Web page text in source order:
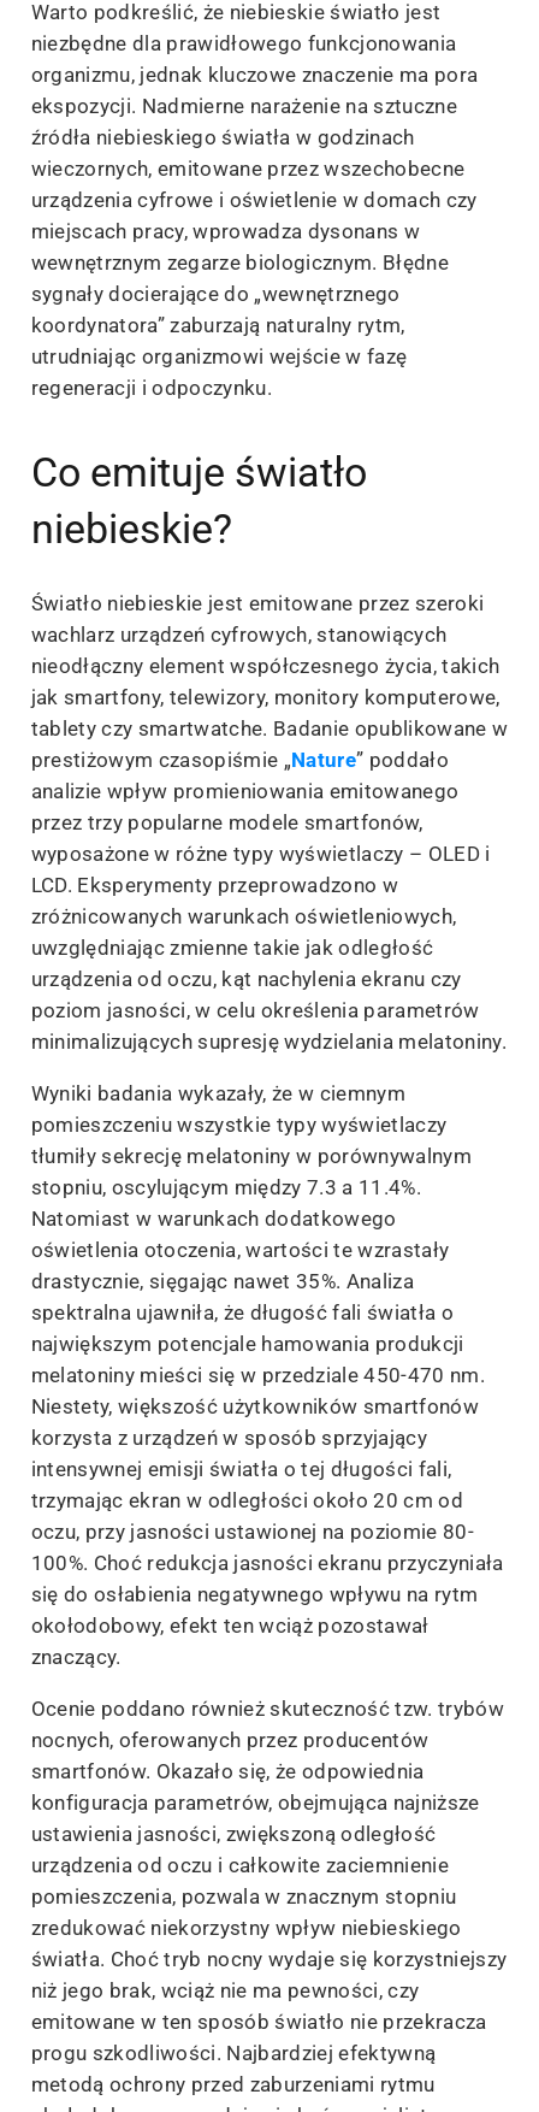
Warto podkreślić, że niebieskie światło jest
niezbędne dla prawidłowego funkcjonowania
organizmu, jednak kluczowe znaczenie ma pora
ekspozycji. Nadmierne narażenie na sztuczne
źródła niebieskiego światła w godzinach
wieczornych, emitowane przez wszechobecne
urządzenia cyfrowe i oświetlenie w domach czy
miejscach pracy, wprowadza dysonans w
wewnętrznym zegarze biologicznym. Błędne
sygnały docierające do „wewnętrznego
koordynatora” zaburzają naturalny rytm,
utrudniając organizmowi wejście w fazę
regeneracji i odpoczynku.
Co emituje światło
niebieskie?
Światło niebieskie jest emitowane przez szeroki
wachlarz urządzeń cyfrowych, stanowiących
nieodłączny element współczesnego życia, takich
jak smartfony, telewizory, monitory komputerowe,
tablety czy smartwatche. Badanie opublikowane w
prestiżowym czasopiśmie „Nature” poddało
analizie wpływ promieniowania emitowanego
przez trzy popularne modele smartfonów,
wyposażone w różne typy wyświetlaczy – OLED i
LCD. Eksperymenty przeprowadzono w
zróżnicowanych warunkach oświetleniowych,
uwzględniając zmienne takie jak odległość
urządzenia od oczu, kąt nachylenia ekranu czy
poziom jasności, w celu określenia parametrów
minimalizujących supresję wydzielania melatoniny.
Wyniki badania wykazały, że w ciemnym
pomieszczeniu wszystkie typy wyświetlaczy
tłumiły sekrecję melatoniny w porównywalnym
stopniu, oscylującym między 7.3 a 11.4%.
Natomiast w warunkach dodatkowego
oświetlenia otoczenia, wartości te wzrastały
drastycznie, sięgając nawet 35%. Analiza
spektralna ujawniła, że długość fali światła o
największym potencjale hamowania produkcji
melatoniny mieści się w przedziale 450-470 nm.
Niestety, większość użytkowników smartfonów
korzysta z urządzeń w sposób sprzyjający
intensywnej emisji światła o tej długości fali,
trzymając ekran w odległości około 20 cm od
oczu, przy jasności ustawionej na poziomie 80-
100%. Choć redukcja jasności ekranu przyczyniała
się do osłabienia negatywnego wpływu na rytm
okołodobowy, efekt ten wciąż pozostawał
znaczący.
Ocenie poddano również skuteczność tzw. trybów
nocnych, oferowanych przez producentów
smartfonów. Okazało się, że odpowiednia
konfiguracja parametrów, obejmująca najniższe
ustawienia jasności, zwiększoną odległość
urządzenia od oczu i całkowite zaciemnienie
pomieszczenia, pozwala w znacznym stopniu
zredukować niekorzystny wpływ niebieskiego
światła. Choć tryb nocny wydaje się korzystniejszy
niż jego brak, wciąż nie ma pewności, czy
emitowane w ten sposób światło nie przekracza
progu szkodliwości. Najbardziej efektywną
metodą ochrony przed zaburzeniami rytmu